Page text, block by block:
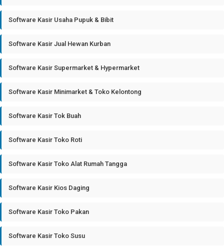
Software Kasir Usaha Pupuk & Bibit
Software Kasir Jual Hewan Kurban
Software Kasir Supermarket & Hypermarket
Software Kasir Minimarket & Toko Kelontong
Software Kasir Tok Buah
Software Kasir Toko Roti
Software Kasir Toko Alat Rumah Tangga
Software Kasir Kios Daging
Software Kasir Toko Pakan
Software Kasir Toko Susu